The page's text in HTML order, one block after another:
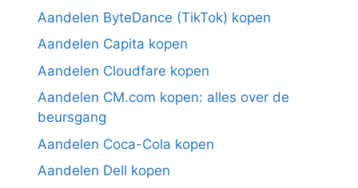
Aandelen ByteDance (TikTok) kopen
Aandelen Capita kopen
Aandelen Cloudfare kopen
Aandelen CM.com kopen: alles over de
beursgang
Aandelen Coca-Cola kopen
Aandelen Dell kopen